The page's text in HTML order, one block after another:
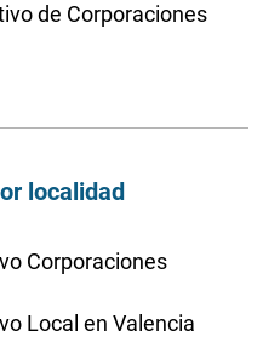
de Corporaciones
localidad
Corporaciones
Local en Valencia